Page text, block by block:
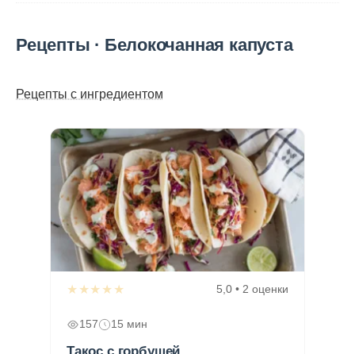
Рецепты · Белокочанная капуста
Рецепты с ингредиентом
★★★★★ 5,0 • 2 оценки
157 15 мин